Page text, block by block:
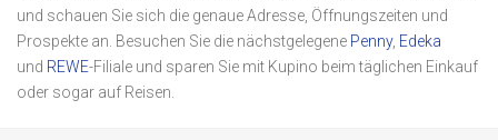
und schauen Sie sich die genaue Adresse, Öffnungszeiten und
Prospekte an. Besuchen Sie die nächstgelegene Penny, Edeka
und REWE-Filiale und sparen Sie mit Kupino beim täglichen Einkauf
oder sogar auf Reisen.